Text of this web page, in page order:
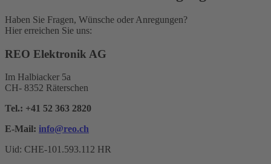
Haben Sie Fragen, Wünsche oder Anregungen?
Hier erreichen Sie uns:
REO Elektronik AG
Im Halbiacker 5a
CH- 8352 Räterschen
Tel.: +41 52 363 2820
E-Mail: info@reo.ch
Uid: CHE-101.593.112 HR